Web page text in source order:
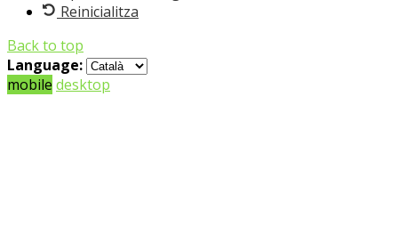
Reinicialitza
Back to top
Language:
mobile desktop